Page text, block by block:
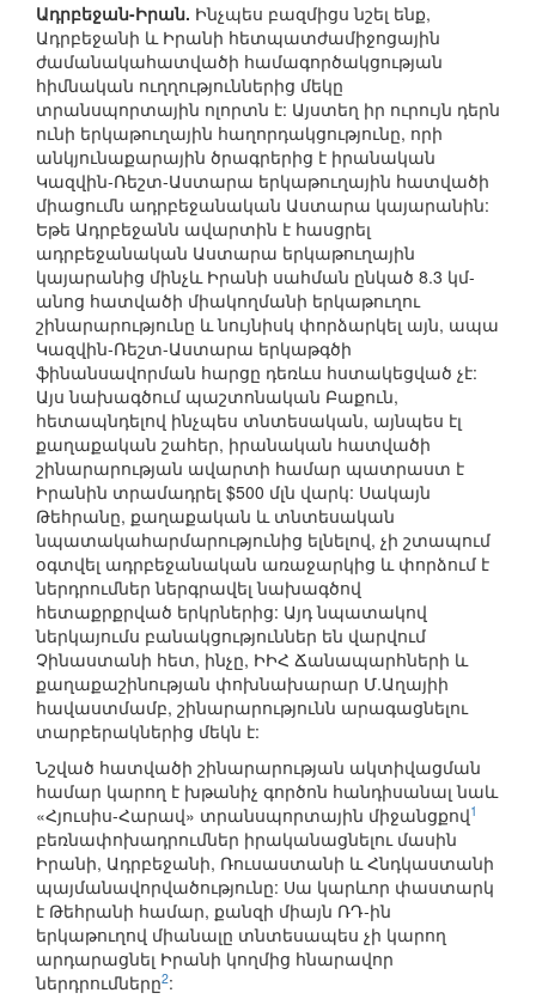
Ադրբեջան-Իրան. Ինչպես բազմիցս նշել ենք,
Ադրբեջանի և Իրանի հետպատժամիջոցային
ժամանակահատվածի համագործակցության
հիմնական ուղղություններից մեկը
տրանսպորտային ոլորտն է: Այստեղ իր ուրույն դերն
ունի երկաթուղային հաղորդակցությունը, որի
անկյունաքարային ծրագրերից է իրանական
Կազվին-Ռեշտ-Աստարա երկաթուղային հատվածի
միացումն ադրբեջանական Աստարա կայարանին:
Եթե Ադրբեջանն ավարտին է հասցրել
ադրբեջանական Աստարա երկաթուղային
կայարանից մինչև Իրանի սահման ընկած 8.3 կմ-
անոց հատվածի միակողմանի երկաթուղու
շինարարությունը և նույնիսկ փորձարկել այն, ապա
Կազվին-Ռեշտ-Աստարա երկաթգծի
ֆինանսավորման հարցը դեռևս հստակեցված չէ:
Այս նախագծում պաշտոնական Բաքուն,
հետապնդելով ինչպես տնտեսական, այնպես էլ
քաղաքական շահեր, իրանական հատվածի
շինարարության ավարտի համար պատրաստ է
Իրանին տրամադրել $500 մլն վարկ: Սակայն
Թեհրանը, քաղաքական և տնտեսական
նպատակահարմարությունից ելնելով, չի շտապում
օգտվել ադրբեջանական առաջարկից և փորձում է
ներդրումներ ներգրավել նախագծով
հետաքրքրված երկրներից: Այդ նպատակով
ներկայումս բանակցություններ են վարվում
Չինաստանի հետ, ինչը, ԻԻՀ Ճանապարհների և
քաղաքաշինության փոխնախարար Մ.Աղայիի
հավաստմամբ, շինարարությունն արագացնելու
տարբերակներից մեկն է:
Նշված հատվածի շինարարության ակտիվացման
համար կարող է խթանիչ գործոն հանդիսանալ նաև
«Հյուսիս-Հարավ» տրանսպորտային միջանցքով1
բեռնափոխադրումներ իրականացնելու մասին
Իրանի, Ադրբեջանի, Ռուսաստանի և Հնդկաստանի
պայմանավորվածությունը: Սա կարևոր փաստարկ
է Թեհրանի համար, քանզի միայն ՌԴ-ին
երկաթուղով միանալը տնտեսապես չի կարող
արդարացնել Իրանի կողմից հնարավոր
ներդրումները2: